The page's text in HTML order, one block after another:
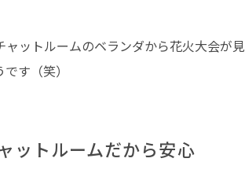
ットルームのベランダから花火大会が
す（笑）
ットルームだから安心